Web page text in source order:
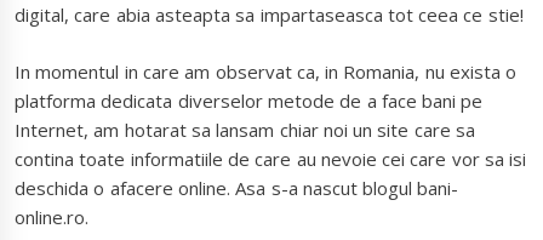
digital, care abia asteapta sa impartaseasca tot ceea ce stie!
In momentul in care am observat ca, in Romania, nu exista o
platforma dedicata diverselor metode de a face bani pe
Internet, am hotarat sa lansam chiar noi un site care sa
contina toate informatiile de care au nevoie cei care vor sa isi
deschida o afacere online. Asa s-a nascut blogul bani-
online.ro.